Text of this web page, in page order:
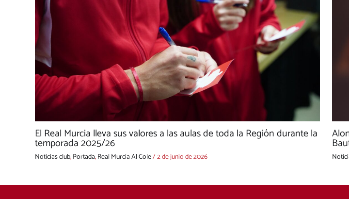
El Real Murcia lleva sus valores a las aulas de toda la Región durante la
temporada 2025/26
Noticias club,Portada,Real Murcia Al Cole/2 de junio de 2026